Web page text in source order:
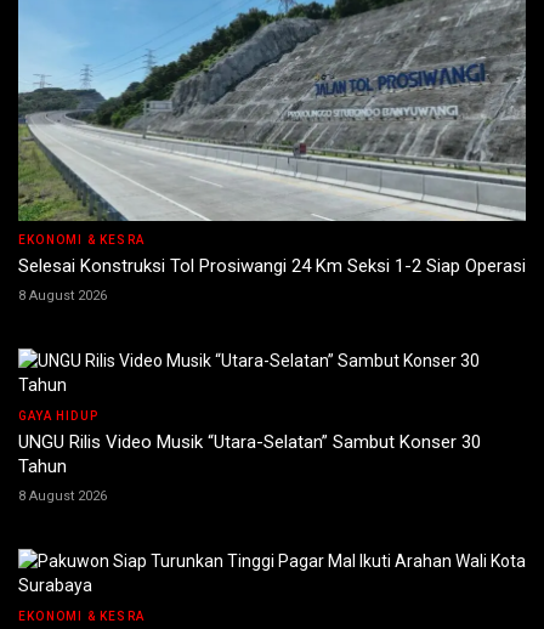
EKONOMI & KESRA
Selesai Konstruksi Tol Prosiwangi 24 Km Seksi 1-2 Siap Operasi
8 August 2026
GAYA HIDUP
UNGU Rilis Video Musik “Utara-Selatan” Sambut Konser 30
Tahun
8 August 2026
EKONOMI & KESRA